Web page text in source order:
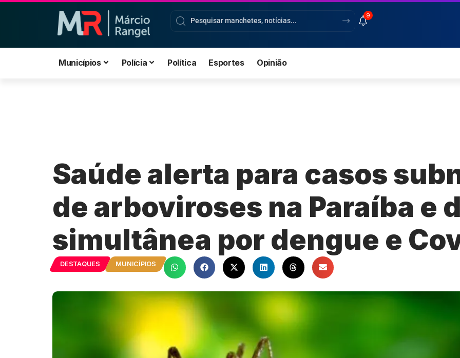
9
Municípios Polícia Política Esportes Opinião
Saúde alerta para casos
de arboviroses na Paraíba e
simultânea por dengue e
DESTAQUES MUNICÍPIOS